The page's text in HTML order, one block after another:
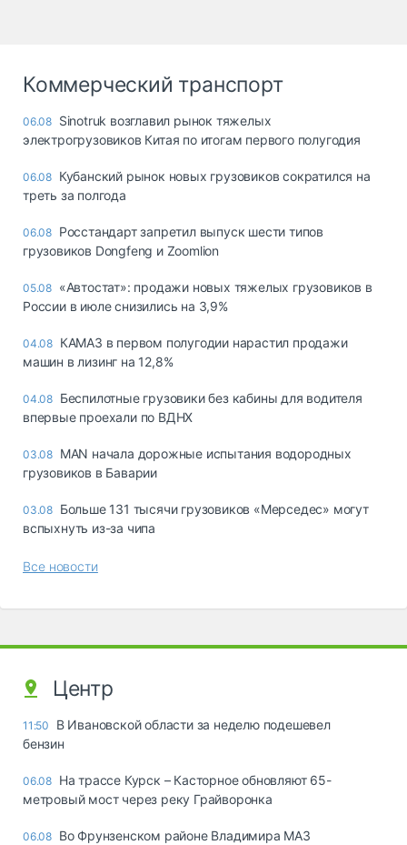
Коммерческий транспорт
06.08 Sinotruk возглавил рынок тяжелых
электрогрузовиков Китая по итогам первого полугодия
06.08 Кубанский рынок новых грузовиков сократился на
треть за полгода
06.08 Росстандарт запретил выпуск шести типов
грузовиков Dongfeng и Zoomlion
05.08 «Автостат»: продажи новых тяжелых грузовиков в
России в июле снизились на 3,9%
04.08 КАМАЗ в первом полугодии нарастил продажи
машин в лизинг на 12,8%
04.08 Беспилотные грузовики без кабины для водителя
впервые проехали по ВДНХ
03.08 MAN начала дорожные испытания водородных
грузовиков в Баварии
03.08 Больше 131 тысячи грузовиков «Мерседес» могут
вспыхнуть из-за чипа
Все новости
Центр
11:50
В Ивановской области за неделю подешевел
бензин
06.08 На трассе Курск – Касторное обновляют 65-
метровый мост через реку Грайворонка
06.08 Во Фрунзенском районе Владимира МАЗ